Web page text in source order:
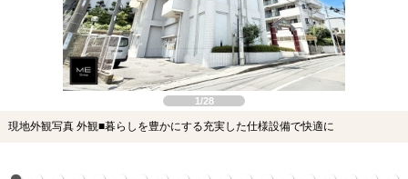
1/28
現地外観写真 外観■暮らしを豊かにする充実した仕様設備で快適に